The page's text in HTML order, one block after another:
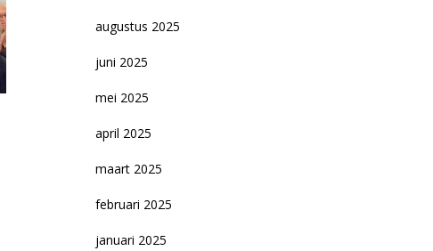
augustus 2025
juni 2025
mei 2025
april 2025
maart 2025
februari 2025
januari 2025